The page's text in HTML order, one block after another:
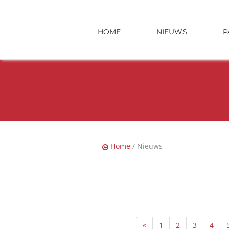
HOME NIEUWS
Home / Nieuws
« 1 2 3 4